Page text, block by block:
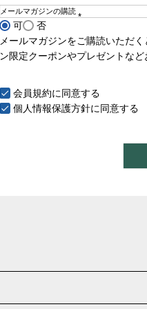
メールマガジンの購読
必
須
可
否
メールマガジンをご購読いただ
ン限定クーポンやプレゼントなど
会員規約に同意する
個人情報保護方針に同意する